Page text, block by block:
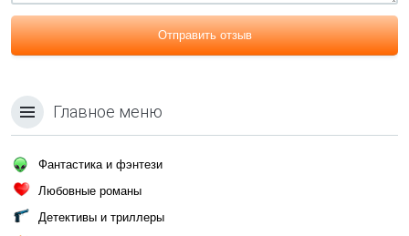
Отправить отзыв
Главное меню
Фантастика и фэнтези
Любовные романы
Детективы и триллеры